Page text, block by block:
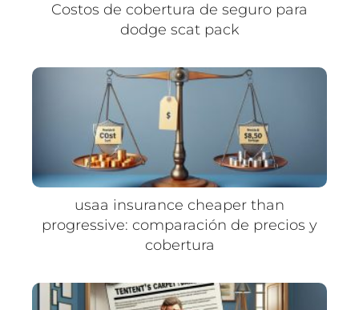
Costos de cobertura de seguro para
dodge scat pack
usaa insurance cheaper than
progressive: comparación de precios y
cobertura